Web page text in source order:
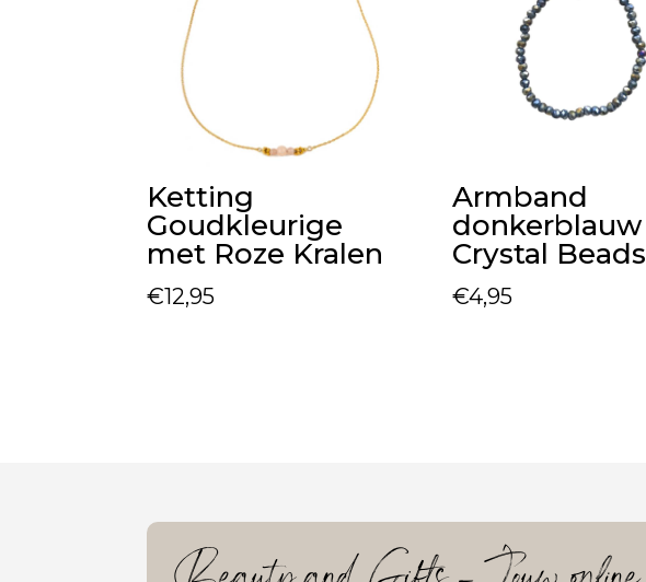
Ketting
Goudkleurige
met Roze Kralen
€12,95
Armband
donkerblauw
Crystal Beads
€4,95